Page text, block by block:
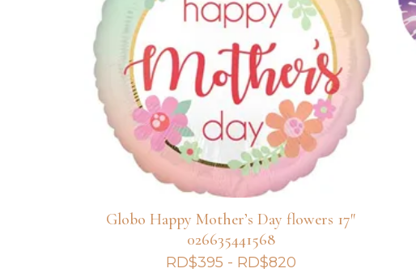
Globo Happy Mother’s Day flowers 17″
026635441568
RD$395 - RD$820Rango